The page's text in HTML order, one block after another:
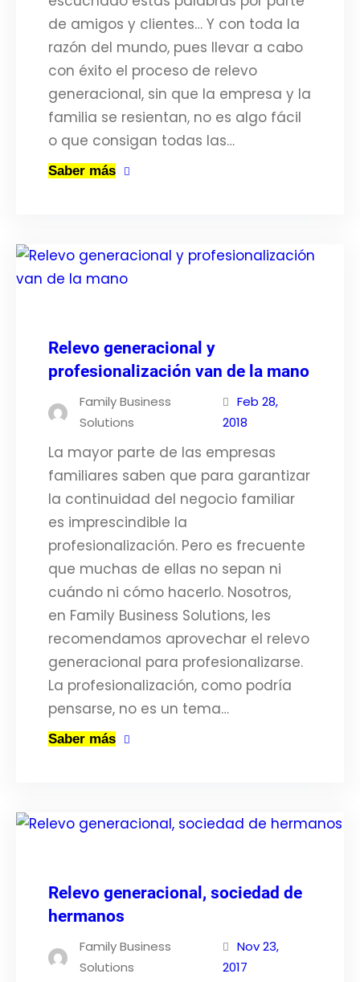
de amigos y clientes… Y con toda la
razón del mundo, pues llevar a cabo
con éxito el proceso de relevo
generacional, sin que la empresa y la
familia se resientan, no es algo fácil
o que consigan todas las…
Saber más
Relevo generacional y
profesionalización van de la mano
Family Business
Solutions
Feb 28,
2018
La mayor parte de las empresas
familiares saben que para garantizar
la continuidad del negocio familiar
es imprescindible la
profesionalización. Pero es frecuente
que muchas de ellas no sepan ni
cuándo ni cómo hacerlo. Nosotros,
en Family Business Solutions, les
recomendamos aprovechar el relevo
generacional para profesionalizarse.
La profesionalización, como podría
pensarse, no es un tema…
Saber más
Relevo generacional, sociedad de
hermanos
Family Business
Solutions
Nov 23,
2017